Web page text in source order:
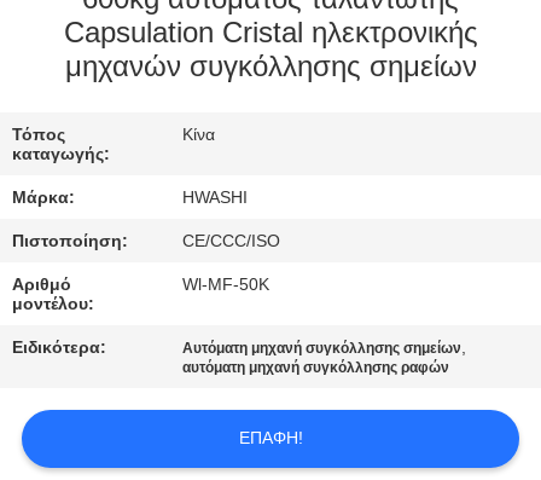
ΠΟΙΟΤΙΚΌΣ
ΈΛΕΓΧΟΣ
ΜΑΣ
ΕΛΆΤΕ
ΕΠΑΦΉ
ΜΕ
ΠΕΡΙΠΤΏΣΕΙΣ
Capsulation Cristal ηλεκτρονικής
μηχανών συγκόλλησης σημείων
Τόπος
καταγωγής:
Κίνα
Μάρκα: HWASHI
Πιστοποίηση: CE/CCC/ISO
Αριθμό
μοντέλου:
Wl-MF-50K
Ειδικότερα: Αυτόματη μηχανή συγκόλλησης σημείων,
αυτόματη μηχανή συγκόλλησης ραφών
ΕΠΑΦΉ!